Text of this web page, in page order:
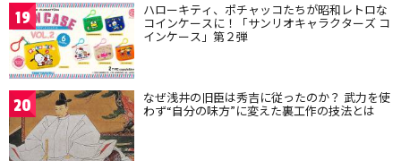
19 ハローキティ、ポチャッコたちが昭和レトロな
コインケースに！「サンリオキャラクターズ コ
インケース」第２弾
20 なぜ浅井の旧臣は秀吉に従ったのか？ 武力を使
わず“自分の味方”に変えた裏工作の技法とは